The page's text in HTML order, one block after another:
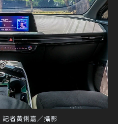
者黃俐嘉／攝影